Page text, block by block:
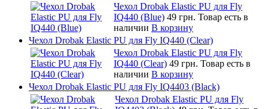
Чехол Drobak Elastic PU для Fly
IQ440 (Blue) 49 грн. Товар есть в
наличии В корзину
Чехол Drobak Elastic PU для Fly IQ440 (Clear)
Чехол Drobak Elastic PU для Fly
IQ440 (Clear) 49 грн. Товар есть в
наличии В корзину
Чехол Drobak Elastic PU для Fly IQ4403 (Black)
Чехол Drobak Elastic PU для Fly